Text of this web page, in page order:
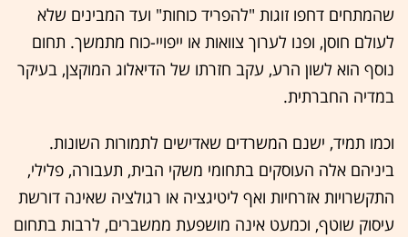
שהמתחים דחפו זוגות "להפריד כוחות" ועד המבינים שלא
לעולם חוסן, ופנו לערוך צוואות או ייפויי-כוח מתמשך. תחום
נוסף הוא לשון הרע, עקב חזרתו של הדיאלוג המוקצן, בעיקר
במדיה החברתית.
וכמו תמיד, ישנם המשרדים שאדישים לתמורות השונות.
ביניהם אלה העוסקים בתחומי משקי הבית, תעבורה, פלילי,
התקשרויות אזרחיות ואף ליטיגציה או רגולציה שאינה דורשת
עיסוק שוטף, וכמעט אינה מושפעת ממשברים, לרבות בתחום